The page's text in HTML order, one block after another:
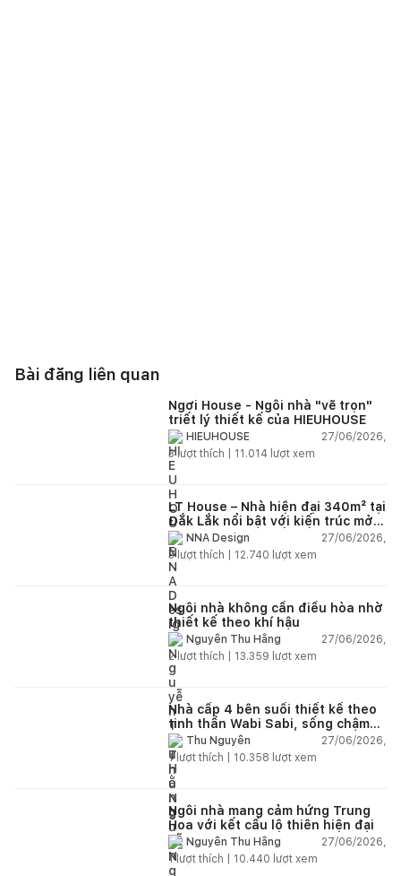
Bài đăng liên quan
Ngơi House - Ngôi nhà "vẽ trọn"
triết lý thiết kế của HIEUHOUSE
HIEUHOUSE
27/06/2026,
3lượt thích | 11.014 lượt xem
LT House – Nhà hiện đại 340m² tại
Đắk Lắk nổi bật với kiến trúc mở
và hệ sân vườn kết nối thiên
nhiên
NNA Design
27/06/2026,
3lượt thích | 12.740 lượt xem
Ngôi nhà không cần điều hòa nhờ
thiết kế theo khí hậu
Nguyễn Thu Hằng
27/06/2026,
2lượt thích | 13.359 lượt xem
Nhà cấp 4 bên suối thiết kế theo
tinh thần Wabi Sabi, sống chậm
giữa thiên nhiên
Thu Nguyễn
27/06/2026,
1lượt thích | 10.358 lượt xem
Ngôi nhà mang cảm hứng Trung
Hoa với kết cấu lộ thiên hiện đại
Nguyễn Thu Hằng
27/06/2026,
1lượt thích | 10.440 lượt xem